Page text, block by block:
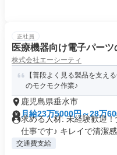
正社員
医療機器向け電子パー
株式会社エーシーティ
【普段よく見る製品を支え
のモクモク作業♪
鹿児島県垂水市
月給23万5000円～28万
求める人材: 未経験歓迎
仕事です♪ キレイで清潔感
交通費支給